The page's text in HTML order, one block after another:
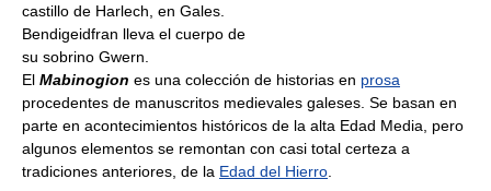
castillo de Harlech, en Gales.
Bendigeidfran lleva el cuerpo de
su sobrino Gwern.
El Mabinogion es una colección de historias en prosa
procedentes de manuscritos medievales galeses. Se basan en
parte en acontecimientos históricos de la alta Edad Media, pero
algunos elementos se remontan con casi total certeza a
tradiciones anteriores, de la Edad del Hierro